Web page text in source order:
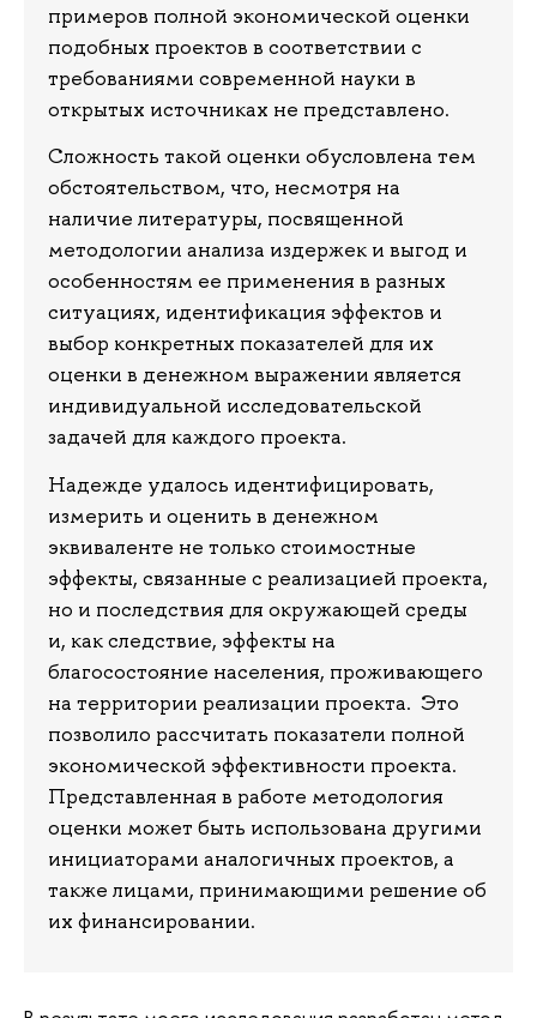
примеров полной экономической оценки
подобных проектов в соответствии с
требованиями современной науки в
открытых источниках не представлено.
Сложность такой оценки обусловлена тем
обстоятельством, что, несмотря на
наличие литературы, посвященной
методологии анализа издержек и выгод и
особенностям ее применения в разных
ситуациях, идентификация эффектов и
выбор конкретных показателей для их
оценки в денежном выражении является
индивидуальной исследовательской
задачей для каждого проекта.
Надежде удалось идентифицировать,
измерить и оценить в денежном
эквиваленте не только стоимостные
эффекты, связанные с реализацией проекта,
но и последствия для окружающей среды
и, как следствие, эффекты на
благосостояние населения, проживающего
на территории реализации проекта. Это
позволило рассчитать показатели полной
экономической эффективности проекта.
Представленная в работе методология
оценки может быть использована другими
инициаторами аналогичных проектов, а
также лицами, принимающими решение об
их финансировании.